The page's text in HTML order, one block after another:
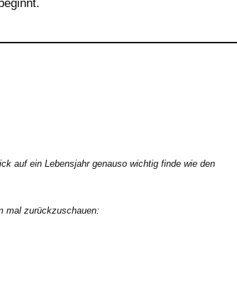
auf ein Lebensjahr genauso wichtig finde wie den
mal zurückzuschauen: